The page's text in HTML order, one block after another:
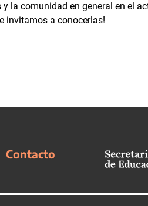
la comunidad en general en el
invitamos a conocerlas!
Contacto